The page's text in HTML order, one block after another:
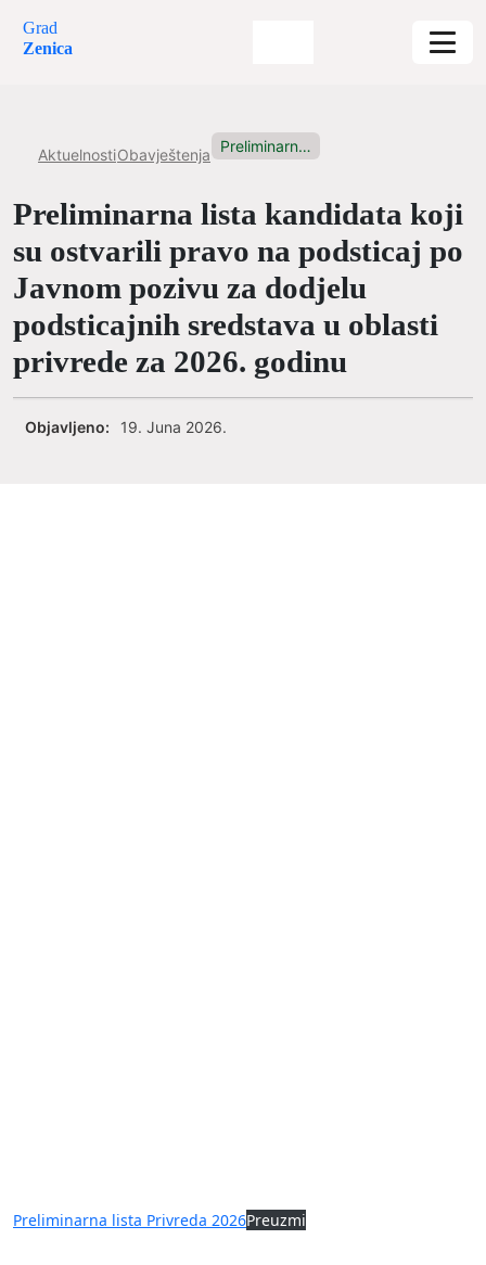
Grad
Zenica
AktuelnostiObavještenja Preliminarna lista kandidata koji su...
Preliminarna lista kandidata koji
su ostvarili pravo na podsticaj po
Javnom pozivu za dodjelu
podsticajnih sredstava u oblasti
privrede za 2026. godinu
Objavljeno: 19. Juna 2026.
Preliminarna lista Privreda 2026Preuzmi